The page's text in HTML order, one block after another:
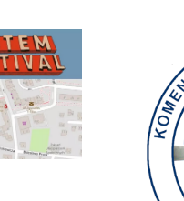
Zapamiętaj moje dane w